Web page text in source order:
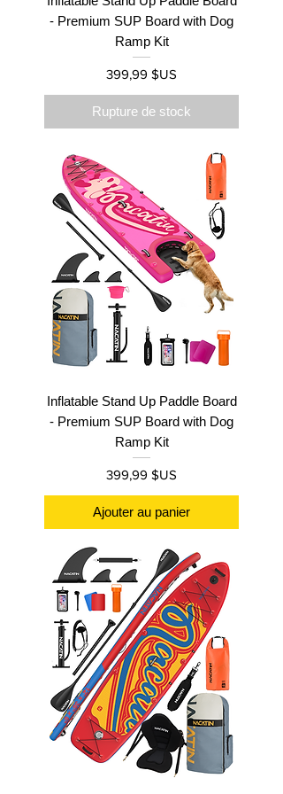
- Premium SUP Board with Dog
Ramp Kit
Prix
399,99 $US
Rupture de stock
Inflatable Stand Up Paddle Board
- Premium SUP Board with Dog
Ramp Kit
Prix
399,99 $US
Ajouter au panier